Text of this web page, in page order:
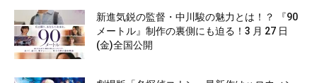
新進気鋭の監督・中川駿の魅力とは！？ 『90
メートル』制作の裏側にも迫る！3 月 27 日
(金)全国公開